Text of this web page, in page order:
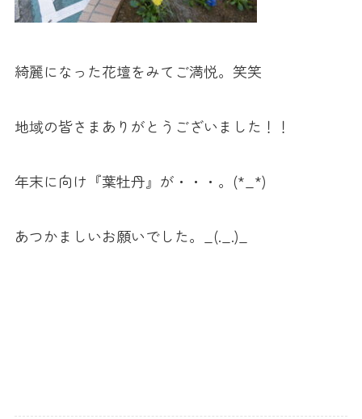
綺麗になった花壇をみてご満悦。笑笑
地域の皆さまありがとうございました！！
年末に向け『葉牡丹』が・・・。(*_*)
あつかましいお願いでした。_(._.)_